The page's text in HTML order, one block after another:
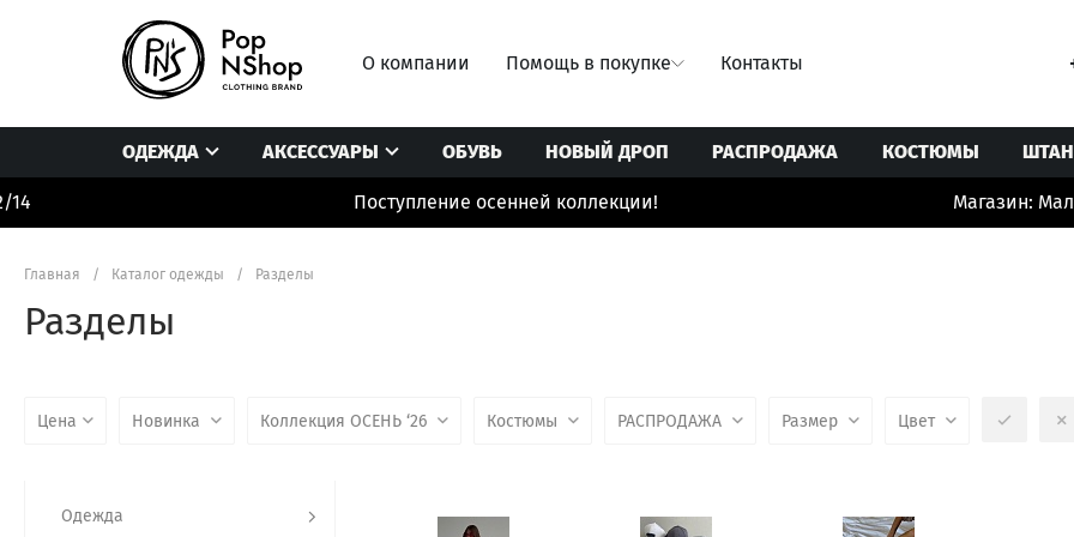
О компании Помощь в покупке Контакты
ОДЕЖДА
Верхняя одежда
Комбинезоны
Юбки
АКСЕССУАРЫ
Головные уборы/платки
ОБУВЬ НОВЫЙ ДРОП РАСПРОДАЖА КОСТЮМЫ
Поступление осенней коллекции! Магазин: Малая
Главная / Каталог одежды / Разделы
Разделы
Цена Новинка Коллекция ОСЕНЬ ‘26 Костюмы РАСПРОДАЖА Размер Цвет
Одежда